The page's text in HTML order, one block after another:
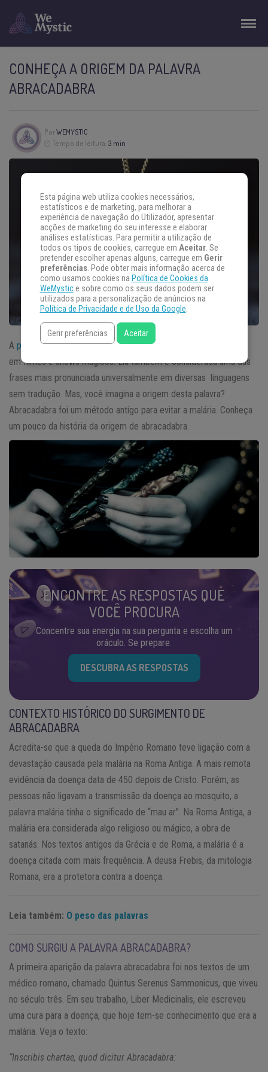
CONHEÇA A ORIGEM DA PALAVRA
ABRACADABRA
PorWEMYSTIC
Tempo de leitura: 3 min
A palavramágica abracadabra é muito conhecida por ser usada
em filmes e shows mágicos. Ela também é considerada uma das
frases mais pronunciada universalmente em diversas linguagens
sem tradução. Mas, você imagina a origem desta palavra?
Abracadabra foi um método antigo para evitar a malária. Conheça
um pouco da história da origem de abracadabra.
ENCONTRE AS RESPOSTAS QUE
VOCÊ PROCURA
Concentre sua energia na sua pergunta e escolha um
oráculo. Se prepare.
DESCUBRA AS RESPOSTAS
CONTEXTO HISTÓRICO DO SURGIMENTO DE
ABRACADABRA
Acredita-se que a queda do Império Romano teve ligação com a
devastação causada pela malária na Roma Antiga. A mais remota
evidência da doença data de 450 depois de Cristo. Porém, as
pessoas não ligavam a transmissão da doença ao mosquito, a
palavra malária tinha o significado de “mau ar”. Na Roma Antiga, a
malária era considerada algo religioso ou mágico, a obra de
satanás. Nos textos antigos da Grécia e de Roma, a malária é a
doença citada com mais frequência. A deusa Frebis, da mitologia
Romana, era a protetora contra a doença.
Leia também: O peso das palavras
COMO SURGIU A PALAVRA ABRACADABRA?
A primeira aparição da palavra abracadabra foi nos textos de um
médico romano, chamado Quintus Serenus Sammonicus, que viveu
no século três. Em seu trabalho, Liber Medicinalis, ele escreveu
uma cura para a doença, que hoje tem-se conhecimento que era a
malária. Veja o texto:
“Inscribis chartae, quod dicitur Abracadabra:
Esta página web utiliza cookies necessários,
estatísticos e de marketing, para melhorar a
experiência de navegação do Utilizador, apresentar
acções de marketing do seu interesse e elaborar
análises estatísticas. Para permitir a utilização de
todos os tipos de cookies, carregue em Aceitar. Se
pretender escolher apenas alguns, carregue em Gerir
preferências. Pode obter mais informação acerca de
como usamos cookies na Política de Cookies da
WeMystice sobre como os seus dados podem ser
utilizados para a personalização de anúncios na
Política de Privacidade e de Uso da Google.
Gerir preferências Aceitar